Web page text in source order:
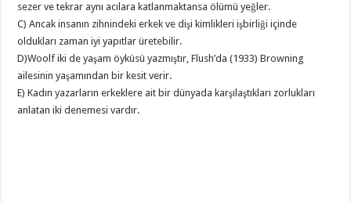
sezer ve tekrar aynı acılara katlanmaktansa ölümü yeğler.
C) Ancak insanın zihnindeki erkek ve dişi kimlikleri işbirliği içinde
oldukları zaman iyi yapıtlar üretebilir.
D)Woolf iki de yaşam öyküsü yazmıştır, Flush’da (1933) Browning
ailesinin yaşamından bir kesit verir.
E) Kadın yazarların erkeklere ait bir dünyada karşılaştıkları zorlukları
anlatan iki denemesi vardır.